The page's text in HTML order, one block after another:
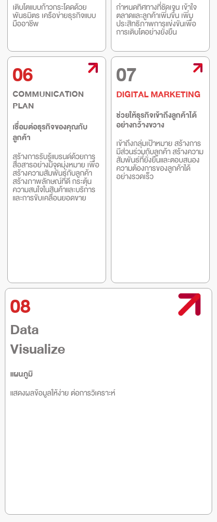
เติบโตแบบก้าวกระโดดด้วย
พันธมิตร เครือข่ายธุรกิจแบบ
มืออาชีพ
กำหนดทิศทางที่ชัดเจน เข้าใจ
ตลาดและลูกค้าเพิ่มขึ้น เพิ่ม
ประสิทธิภาพการแข่งขันเพื่อ
การเติบโตอย่างยั่งยืน
06
COMMUNICATION
PLAN
เชื่อมต่อธุรกิจของคุณกับ
ลูกค้า
สร้างการรับรู้แบรนด์ด้วยการ
สื่อสารอย่างมีจุดมุ่งหมาย เพื่อ
สร้างความสัมพันธ์กับลูกค้า
สร้างภาพลักษณ์ที่ดี กระตุ้น
ความสนใจในสินค้าและบริการ
และการขับเคลื่อนยอดขาย
07
DIGITAL MARKETING
ช่วยให้ธุรกิจเข้าถึงลูกค้าได้
อย่างกว้างขวาง
เข้าถึงกลุ่มเป้าหมาย สร้างการ
มีส่วนร่วมกับลูกค้า สร้างความ
สัมพันธ์ที่ยั่งยืนและตอบสนอง
ความต้องการของลูกค้าได้
อย่างรวดเร็ว
08
Data
Visualize
แผนภูมิ
แสดงผลข้อมูลให้ง่าย ต่อการวิเคราะห์